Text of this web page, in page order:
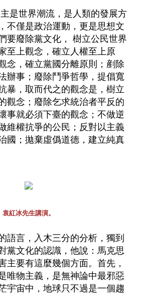
是世界潮流，是人類的發展方
不僅是政治運動，更是思想文
廢除黨文化， 樹立公民世界
至上觀念，確立人權至上原
念，確立黨國分離原則；剷除
辦事；廢除鬥爭哲學，提倡寬
暴，取而代之的觀念是，樹立
觀念；廢除乞求統治者平反的
事就必須下臺的觀念；不做逆
維權抗爭的公民；反對以主義
國；拋棄虛僞道德，建立純真
袁紅冰先生講演。
語言，入木三分的分析，獨到
黨文化的認識，他說：馬克思
主要有這麼幾個方面。首先，
唯物主義，是無神論中最邪惡
宇宙中，地球只不過是一個趨